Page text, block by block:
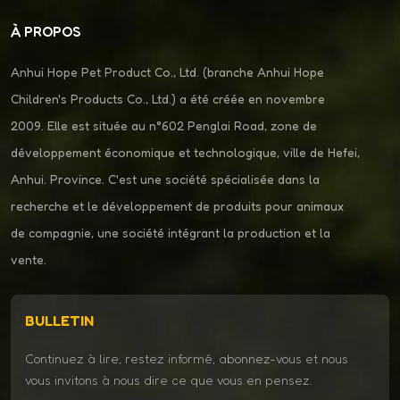
des chocs pour terrains accidentés✅ Règle générale : Toutes
équipées de dispositifs de sécurité, mais la prévention des
fugues est bien plus cruciale pour un poussette pour chat
qu'un poussette pour chien.4. Conception et portabilité : De la
poussette légère pour animaux de compagnie à la poussette
imposante, le PC408 est généralement plus lourd. Il pèse 14,6
kg, mais se plie à plat en quelques secondes pour être rangé
dans la voiture. Sa rampe arrière fait également office de
poche de rangement : une fonctionnalité bien pratique au
compact. Nombreux sont ceux qui tiennent debout une fois
pliés, comme notre PC206, qui se plie d'une simple pression
pour les citadins disposant d'un espace de rangement limité.✅
Règle générale : Si vous voyagez souvent ou vivez dans un petit
À PROPOS
Anhui Hope Pet Product Co., Ltd. (branche Anhui Hope
Children's Products Co., Ltd.) a été créée en novembre
2009. Elle est située au n°602 Penglai Road, zone de
développement économique et technologique, ville de Hefei,
Anhui. Province. C'est une société spécialisée dans la
recherche et le développement de produits pour animaux
de compagnie, une société intégrant la production et la
vente.
BULLETIN
Continuez à lire, restez informé, abonnez-vous et nous
vous invitons à nous dire ce que vous en pensez.